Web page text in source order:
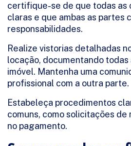
certifique-se de que todas as
claras e que ambas as partes
responsabilidades.
Realize vistorias detalhadas
locação, documentando
imóvel. Mantenha uma
profissional com a outra parte.
Estabeleça procedimentos
comuns, como solicitações de
no pagamento.